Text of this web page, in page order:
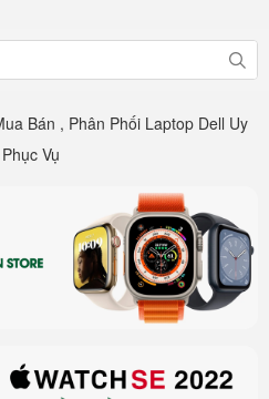
Bán , Phân Phối Laptop Dell Uy
Vụ